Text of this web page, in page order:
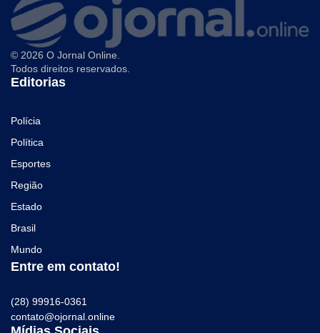
© 2026 O Jornal Online.
Todos direitos reservados.
Editorias
Polícia
Política
Esportes
Região
Estado
Brasil
Mundo
Entre em contato!
(28) 99916-0361
contato@ojornal.online